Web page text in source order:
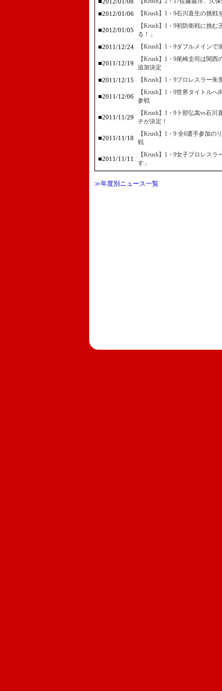
■2012/01/06 【Krush】1・9石川直生の挑
■2012/01/05
【Krush】1・9初防衛戦に挑
る！」
■2011/12/24 【Krush】1・9ダブルメイン
■2011/12/19
【Krush】1・9尾崎圭司は関
追加決定
■2011/12/15 【Krush】1・9プロレスラー
■2011/12/06
【Krush】1・9世界タイトル
参戦
■2011/11/29
【Krush】1・9卜部弘嵩vs石
チが決定！
■2011/11/18
【Krush】1・9 全6選手参加
戦
■2011/11/11
【Krush】1・9女子プロレス
す」
≫年度別ニュース一覧